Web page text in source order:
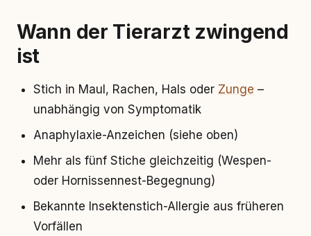
Wann der Tierarzt zwingend
ist
Stich in Maul, Rachen, Hals oder Zunge –
unabhängig von Symptomatik
Anaphylaxie-Anzeichen (siehe oben)
Mehr als fünf Stiche gleichzeitig (Wespen-
oder Hornissennest-Begegnung)
Bekannte Insektenstich-Allergie aus früheren
Vorfällen